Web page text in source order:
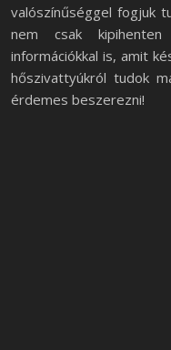
valószínűséggel fogjuk
nem csak
információkkal is, amit
hőszivattyúkról tudok
érdemes beszerezni!